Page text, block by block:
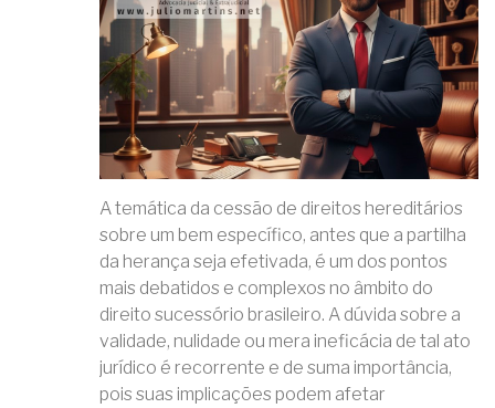
A temática da cessão de direitos hereditários
sobre um bem específico, antes que a partilha
da herança seja efetivada, é um dos pontos
mais debatidos e complexos no âmbito do
direito sucessório brasileiro. A dúvida sobre a
validade, nulidade ou mera ineficácia de tal ato
jurídico é recorrente e de suma importância,
pois suas implicações podem afetar